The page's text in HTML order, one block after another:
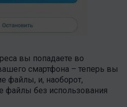
вы попадаете во
смартфона – теперь вы
файлы, и, наоборот,
файлы без использования